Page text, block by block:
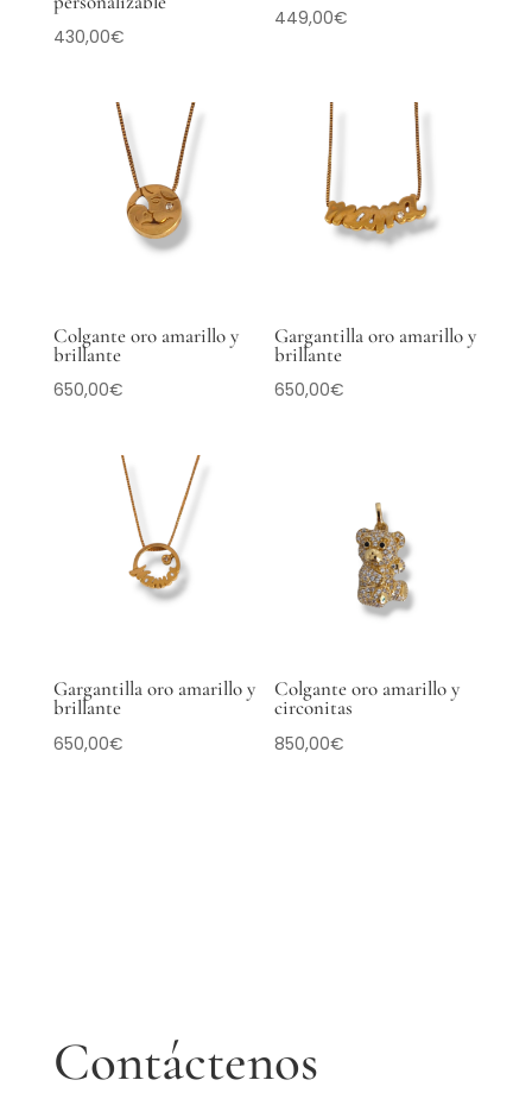
430,00€
449,00€
Colgante oro amarillo y
brillante
650,00€
Gargantilla oro amarillo y
brillante
650,00€
Gargantilla oro amarillo y
brillante
650,00€
Colgante oro amarillo y
circonitas
850,00€
Contáctenos